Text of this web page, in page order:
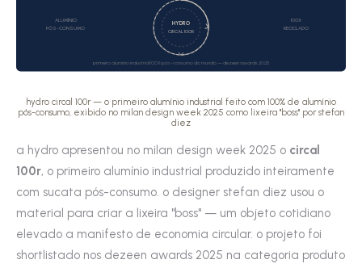
HYDRO
CIRCAL 100R
ALUMÍNIO
PÓS-CONSUMO
100%
RECICLADO
primeiro alumínio industrial 100% pós-consumo do mundo — dezeen awards 2025
hydro circal 100r — o primeiro alumínio industrial feito com 100% de alumínio
pós-consumo, exibido no milan design week 2025 como lixeira "boss" por stefan
diez
a hydro apresentou no milan design week 2025 o circal
100r, o primeiro alumínio industrial produzido inteiramente
com sucata pós-consumo. o designer stefan diez usou o
material para criar a lixeira "boss" — um objeto cotidiano
elevado a manifesto de economia circular. o projeto foi
shortlistado nos dezeen awards 2025 na categoria produto